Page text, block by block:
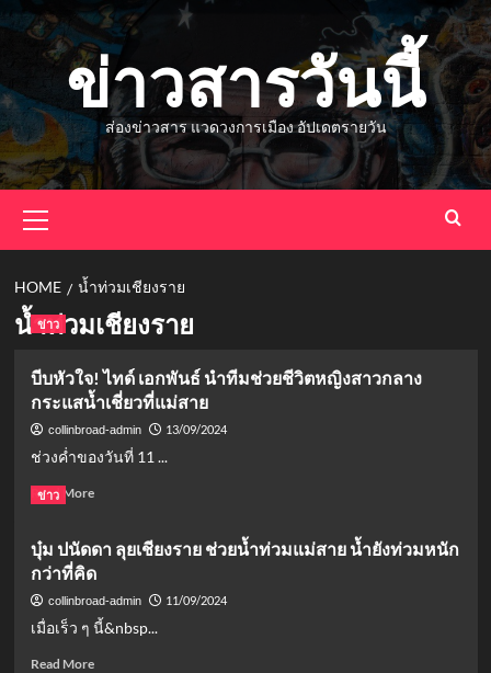
Skip
ข่าวสารวันนี้
ส่องข่าวสาร แวดวงการเมือง อัปเดตรายวัน
Menu
HOME น้ำท่วมเชียงราย
น้ำท่วมเชียงราย
ข่าว
บีบหัวใจ! ไทด์ เอกพันธ์ นำทีมช่วยชีวิตหญิงสาวกลาง
กระแสน้ำเชี่ยวที่แม่สาย
collinbroad-admin 13/09/2024
ช่วงค่ำของวันที่ 11 ...
Read MoreRead
บีบ
หัวใจ!
ไทด์
เอก
พันธ์
ข่าว
บุ๋ม ปนัดดา ลุยเชียงราย ช่วยน้ำท่วมแม่สาย น้ำยังท่วมหนัก
กว่าที่คิด
collinbroad-admin 11/09/2024
เมื่อเร็ว ๆ นี้&nbsp...
Read MoreRead